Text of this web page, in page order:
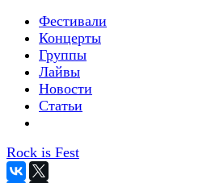
Фестивали
Концерты
Группы
Лайвы
Новости
Статьи
Rock is Fest